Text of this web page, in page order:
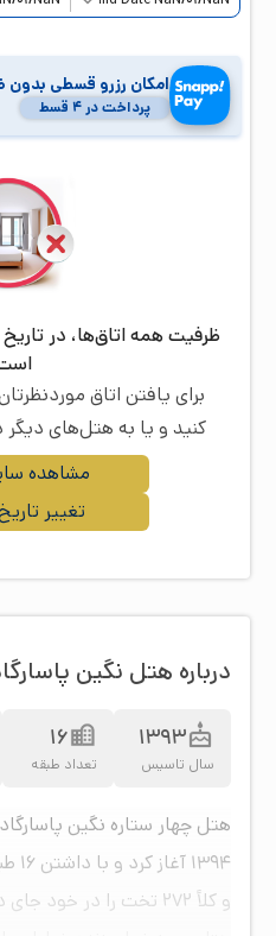
امکان رزرو قسطی
پرداخت در ۴ قسط
ظرفیت همه اتاق‌ها، در
برای یافتن اتاق
کنید و یا به هتل‌های دیگر
تغییر
مشاهده
درباره هتل نگین
1393
سال تاسیس
16
تعداد طبقه
هتل چهار ستاره نگین
و کلاً ۲۷۲ تخت را در